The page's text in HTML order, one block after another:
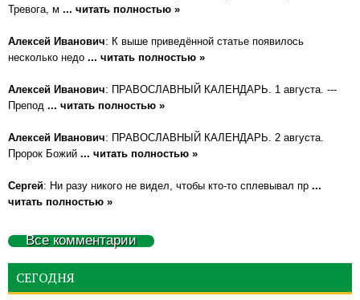
Тревога, м ... читать полностью »
Алексей Иванович: К выше приведённой статье появилось
несколько недо ... читать полностью »
Алексей Иванович: ПРАВОСЛАВНЫЙ КАЛЕНДАРЬ. 1 августа. ---
Препод ... читать полностью »
Алексей Иванович: ПРАВОСЛАВНЫЙ КАЛЕНДАРЬ. 2 августа.
Пророк Божий ... читать полностью »
Сергей: Ни разу никого не видел, чтобы кто-то сплевывал пр ...
читать полностью »
Все комментарии
СЕГОДНЯ